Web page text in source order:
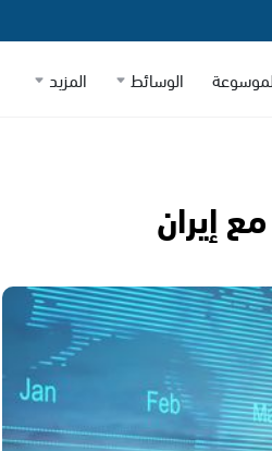
الوسائط المزيد
إيران